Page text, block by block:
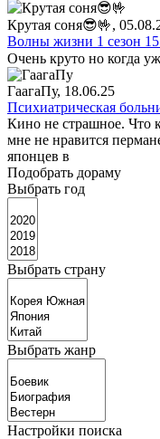
Крутая соня😎🤟,
Волны жизни 1 сезон 15
Очень круто но когда
ГаагаПу, 18.06.25
Психиатрическая
Кино не страшное. Что
мне не нравится
японцев в
Подобрать дораму
Выбрать год
Выбрать страну
Выбрать жанр
Настройки поиска